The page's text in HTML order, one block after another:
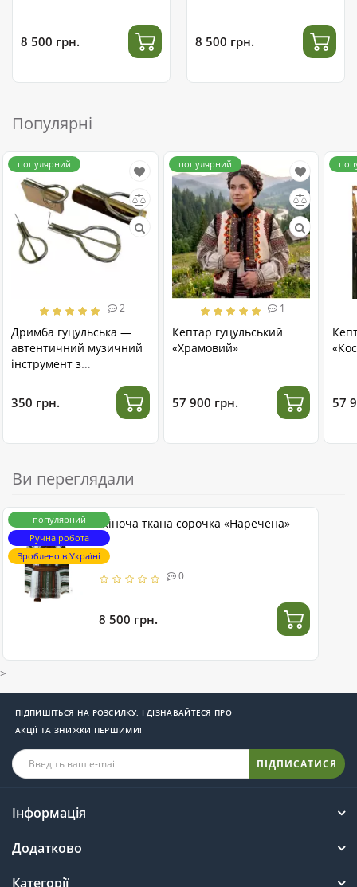
8 500 грн. 8 500 грн.
Популярні
популярний
2
Дримба гуцульська —
автентичний музичний
інструмент з
350 грн.
популярний
1
Кептар гуцульський
«Храмовий»
57 900 грн. 57
Ви переглядали
популярний
Ручна робота
Зроблено в Україні
Жіноча ткана сорочка «Наречена»
0
8 500 грн.
>
ПІДПИШІТЬСЯ НА РОЗСИЛКУ, І ДІЗНАВАЙТЕСЯ ПРО
АКЦІЇ ТА ЗНИЖКИ ПЕРШИМИ!
ПІДПИСАТИСЯ
Інформація
Додатково
Категорії